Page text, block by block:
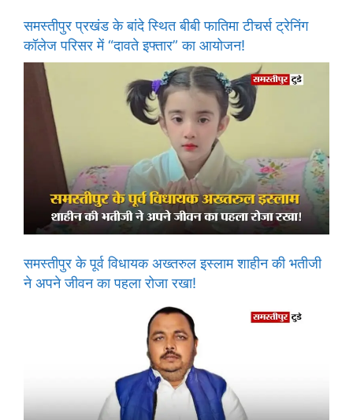
समस्तीपुर प्रखंड के बांदे स्थित बीबी फातिमा टीचर्स ट्रेनिंग
कॉलेज परिसर में “दावते इफ्तार” का आयोजन!
समस्तीपुर के पूर्व विधायक अख्तरुल इस्लाम शाहीन की भतीजी
ने अपने जीवन का पहला रोजा रखा!